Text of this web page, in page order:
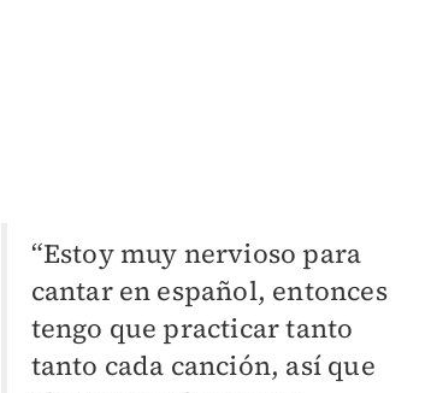
“Estoy muy nervioso para
cantar en español, entonces
tengo que practicar tanto
tanto cada canción, así que